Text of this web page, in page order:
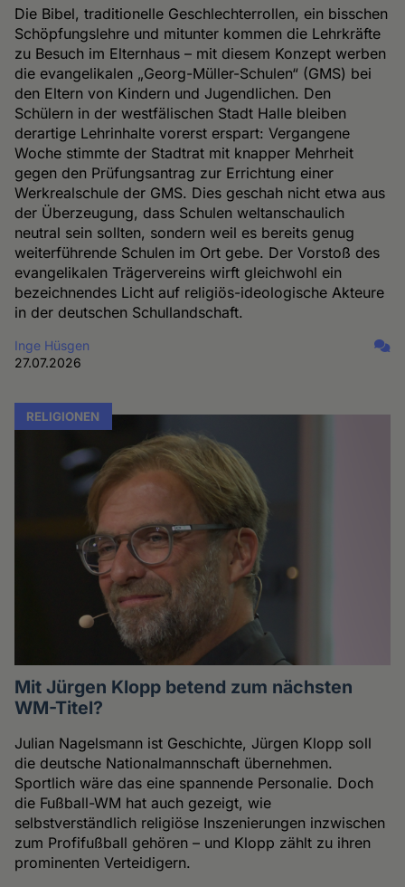
Die Bibel, traditionelle Geschlechterrollen, ein bisschen
Schöpfungslehre und mitunter kommen die Lehrkräfte
zu Besuch im Elternhaus – mit diesem Konzept werben
die evangelikalen „Georg-Müller-Schulen“ (GMS) bei
den Eltern von Kindern und Jugendlichen. Den
Schülern in der westfälischen Stadt Halle bleiben
derartige Lehrinhalte vorerst erspart: Vergangene
Woche stimmte der Stadtrat mit knapper Mehrheit
gegen den Prüfungsantrag zur Errichtung einer
Werkrealschule der GMS. Dies geschah nicht etwa aus
der Überzeugung, dass Schulen weltanschaulich
neutral sein sollten, sondern weil es bereits genug
weiterführende Schulen im Ort gebe. Der Vorstoß des
evangelikalen Trägervereins wirft gleichwohl ein
bezeichnendes Licht auf religiös-ideologische Akteure
in der deutschen Schullandschaft.
Inge Hüsgen
27.07.2026
RELIGIONEN
Mit Jürgen Klopp betend zum nächsten
WM-Titel?
Julian Nagelsmann ist Geschichte, Jürgen Klopp soll
die deutsche Nationalmannschaft übernehmen.
Sportlich wäre das eine spannende Personalie. Doch
die Fußball-WM hat auch gezeigt, wie
selbstverständlich religiöse Inszenierungen inzwischen
zum Profifußball gehören – und Klopp zählt zu ihren
prominenten Verteidigern.